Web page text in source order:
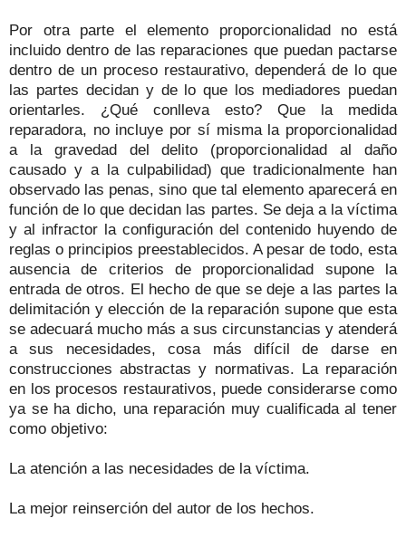
Por otra parte el elemento proporcionalidad no está
incluido dentro de las reparaciones que puedan pactarse
dentro de un proceso restaurativo, dependerá de lo que
las partes decidan y de lo que los mediadores puedan
orientarles. ¿Qué conlleva esto? Que la medida
reparadora, no incluye por sí misma la proporcionalidad
a la gravedad del delito (proporcionalidad al daño
causado y a la culpabilidad) que tradicionalmente han
observado las penas, sino que tal elemento aparecerá en
función de lo que decidan las partes. Se deja a la víctima
y al infractor la configuración del contenido huyendo de
reglas o principios preestablecidos. A pesar de todo, esta
ausencia de criterios de proporcionalidad supone la
entrada de otros. El hecho de que se deje a las partes la
delimitación y elección de la reparación supone que esta
se adecuará mucho más a sus circunstancias y atenderá
a sus necesidades, cosa más difícil de darse en
construcciones abstractas y normativas. La reparación
en los procesos restaurativos, puede considerarse como
ya se ha dicho, una reparación muy cualificada al tener
como objetivo:
La atención a las necesidades de la víctima.
La mejor reinserción del autor de los hechos.